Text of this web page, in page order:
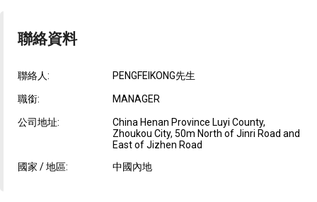
聯絡資料
聯絡人: PENGFEIKONG先生
職銜: MANAGER
公司地址:
China Henan Province Luyi County,
Zhoukou City, 50m North of Jinri Road and
East of Jizhen Road
國家 / 地區:
中國內地